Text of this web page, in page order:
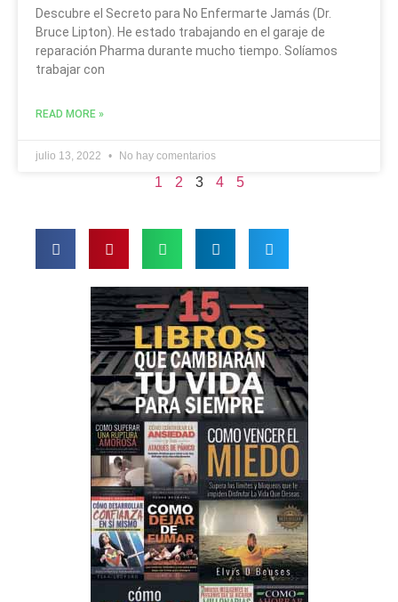
Descubre el Secreto para No Enfermarte Jamás (Dr.
Bruce Lipton). He estado trabajando en el garaje de
reparación Pharma durante mucho tiempo. Solíamos
trabajar con
READ MORE »
julio 13, 2022 No hay comentarios
1 2 3 4 5